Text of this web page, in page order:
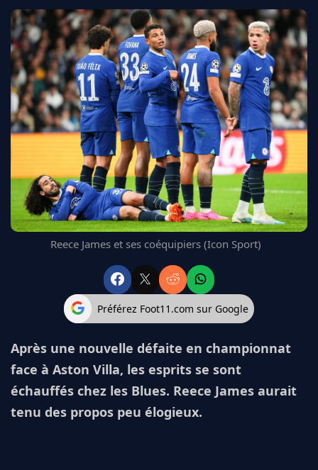
CDM 2026
EDF
PSG
LIGUE 1
REAL MADRID
FC BARCELONE
MANCHESTER UNITED
CHELSEA
BAYERN
L'AVIS DE LA RÉDAC'
Reece James et ses coéquipiers (Icon Sport)
Préférez Foot11.com sur Google
Après une nouvelle défaite en championnat
face à Aston Villa, les esprits se sont
échauffés chez les Blues. Reece James aurait
tenu des propos peu élogieux.